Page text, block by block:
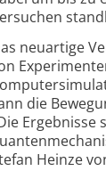
neuartige
die
Heinze